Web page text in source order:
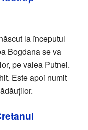
la începutul
Bogdana se va
pe valea Putnei.
Este apoi numit